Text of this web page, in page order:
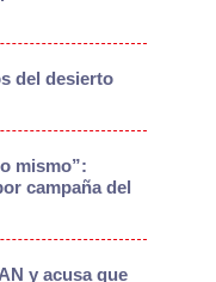
del desierto
mismo”:
campaña del
y acusa que